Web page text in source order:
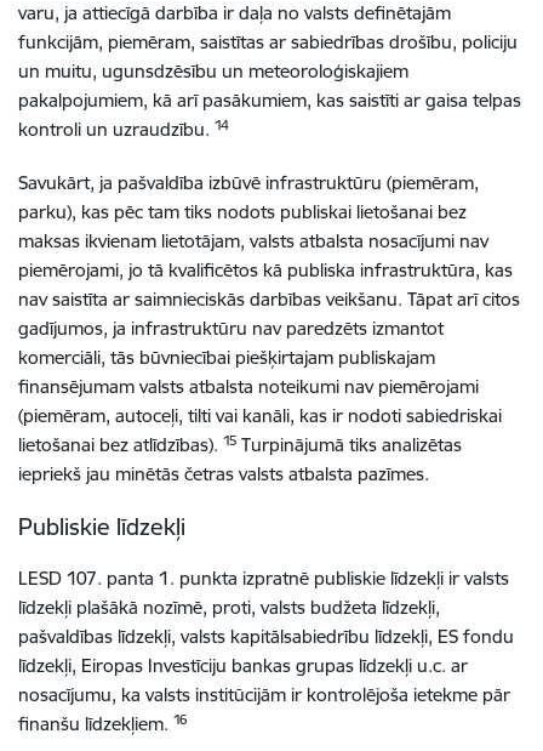
varu, ja attiecīgā darbība ir daļa no valsts definētajām
funkcijām, piemēram, saistītas ar sabiedrības drošību, policiju
un muitu, ugunsdzēsību un meteoroloģiskajiem
pakalpojumiem, kā arī pasākumiem, kas saistīti ar gaisa telpas
kontroli un uzraudzību. 14
Savukārt, ja pašvaldība izbūvē infrastruktūru (piemēram,
parku), kas pēc tam tiks nodots publiskai lietošanai bez
maksas ikvienam lietotājam, valsts atbalsta nosacījumi nav
piemērojami, jo tā kvalificētos kā publiska infrastruktūra, kas
nav saistīta ar saimnieciskās darbības veikšanu. Tāpat arī citos
gadījumos, ja infrastruktūru nav paredzēts izmantot
komerciāli, tās būvniecībai piešķirtajam publiskajam
finansējumam valsts atbalsta noteikumi nav piemērojami
(piemēram, autoceļi, tilti vai kanāli, kas ir nodoti sabiedriskai
lietošanai bez atlīdzības). 15 Turpinājumā tiks analizētas
iepriekš jau minētās četras valsts atbalsta pazīmes.
Publiskie līdzekļi
LESD 107. panta 1. punkta izpratnē publiskie līdzekļi ir valsts
līdzekļi plašākā nozīmē, proti, valsts budžeta līdzekļi,
pašvaldības līdzekļi, valsts kapitālsabiedrību līdzekļi, ES fondu
līdzekļi, Eiropas Investīciju bankas grupas līdzekļi u.c. ar
nosacījumu, ka valsts institūcijām ir kontrolējoša ietekme pār
finanšu līdzekļiem. 16